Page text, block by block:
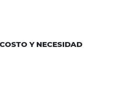
Y NECESIDAD